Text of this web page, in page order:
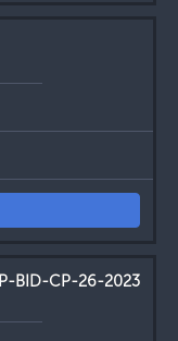
BID-CP-26-2023